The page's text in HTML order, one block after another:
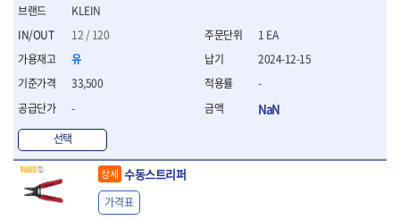
- 볼트세터
- 너트드라이버
- 자화기
- 레이저팁 드라이버
- 라쳇렌치
- 임팩엑스트라롱소켓
- 파워렌치
- 드릴척아답타
- 조인트플러그소켓
- 옵셋렌치
- 파워렌치
KLEIN
12 / 120
유
33,500
-
선택
1 EA
2024-12-15
-
NaN
상세 수동스트리퍼
가격표